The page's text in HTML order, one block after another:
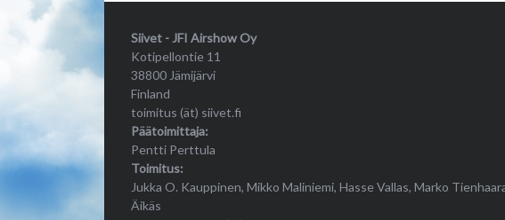
Siivet - JFI Airshow Oy
Kotipellontie 11
38800 Jämijärvi
Finland
toimitus (ät) siivet.fi
Päätoimittaja:
Pentti Perttula
Toimitus:
Jukka O. Kauppinen, Mikko Maliniemi, Hasse Vallas, Marko
Äikäs